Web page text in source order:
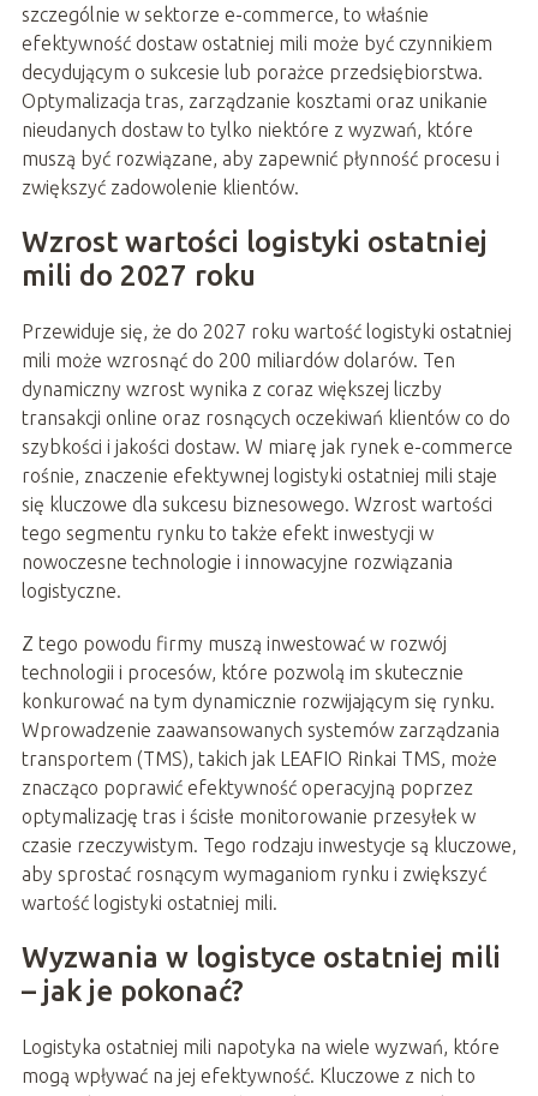
szczególnie w sektorze e-commerce, to właśnie
efektywność dostaw ostatniej mili może być czynnikiem
decydującym o sukcesie lub porażce przedsiębiorstwa.
Optymalizacja tras, zarządzanie kosztami oraz unikanie
nieudanych dostaw to tylko niektóre z wyzwań, które
muszą być rozwiązane, aby zapewnić płynność procesu i
zwiększyć zadowolenie klientów.
Wzrost wartości logistyki ostatniej
mili do 2027 roku
Przewiduje się, że do 2027 roku wartość logistyki ostatniej
mili może wzrosnąć do 200 miliardów dolarów. Ten
dynamiczny wzrost wynika z coraz większej liczby
transakcji online oraz rosnących oczekiwań klientów co do
szybkości i jakości dostaw. W miarę jak rynek e-commerce
rośnie, znaczenie efektywnej logistyki ostatniej mili staje
się kluczowe dla sukcesu biznesowego. Wzrost wartości
tego segmentu rynku to także efekt inwestycji w
nowoczesne technologie i innowacyjne rozwiązania
logistyczne.
Z tego powodu firmy muszą inwestować w rozwój
technologii i procesów, które pozwolą im skutecznie
konkurować na tym dynamicznie rozwijającym się rynku.
Wprowadzenie zaawansowanych systemów zarządzania
transportem (TMS), takich jak LEAFIO Rinkai TMS, może
znacząco poprawić efektywność operacyjną poprzez
optymalizację tras i ścisłe monitorowanie przesyłek w
czasie rzeczywistym. Tego rodzaju inwestycje są kluczowe,
aby sprostać rosnącym wymaganiom rynku i zwiększyć
wartość logistyki ostatniej mili.
Wyzwania w logistyce ostatniej mili
– jak je pokonać?
Logistyka ostatniej mili napotyka na wiele wyzwań, które
mogą wpływać na jej efektywność. Kluczowe z nich to